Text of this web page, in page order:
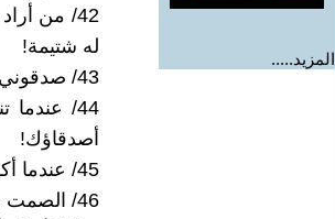
المزيد.....
42/ من
له شتيمة!
43/ صدقوني لم يخذلني أحد! أنا من خذلت نفسي عندما ظننت أنهم أوفياء!
44/
أصدقاؤك!
45/ عندما أكون متأكدا أني لست مخطئا، لا يهمني حتى لو لم نتحدث إلى الأبد!
46/ الصمت هو صديقي الوفي، كلما ساء بي المزاج كان أول الحاضرين لمواساتي!